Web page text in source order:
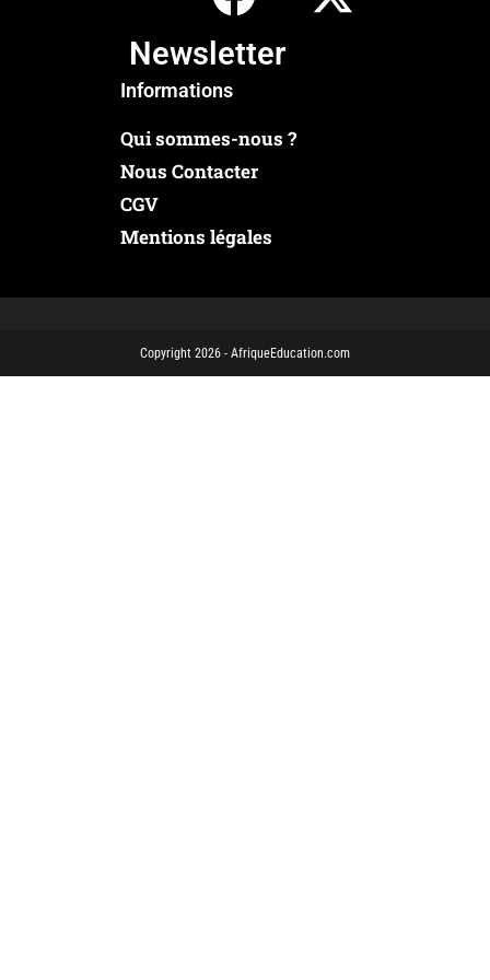
Newsletter
Informations
Qui sommes-nous ?
Nous Contacter
CGV
Mentions légales
Copyright 2026 - AfriqueEducation.com